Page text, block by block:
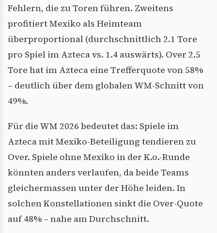
Fehlern, die zu Toren führen. Zweitens
profitiert Mexiko als Heimteam
überproportional (durchschnittlich 2.1 Tore
pro Spiel im Azteca vs. 1.4 auswärts). Over 2.5
Tore hat im Azteca eine Trefferquote von 58%
– deutlich über dem globalen WM-Schnitt von
49%.
Für die WM 2026 bedeutet das: Spiele im
Azteca mit Mexiko-Beteiligung tendieren zu
Over. Spiele ohne Mexiko in der K.o.-Runde
könnten anders verlaufen, da beide Teams
gleichermassen unter der Höhe leiden. In
solchen Konstellationen sinkt die Over-Quote
auf 48% – nahe am Durchschnitt.